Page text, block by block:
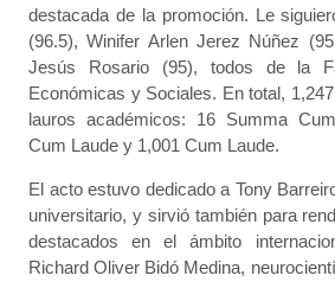
destacada de la promoción. Le
(96.5), Winifer Arlen Jerez Núñez
Jesús Rosario (95), todos de la
Económicas y Sociales. En total,
lauros académicos: 16 Summa
Cum Laude y 1,001 Cum Laude.
El acto estuvo dedicado a Tony
universitario, y sirvió también para
destacados en el ámbito
Richard Oliver Bidó Medina,